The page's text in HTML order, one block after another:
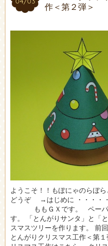
作＜第２弾＞
ようこそ！！もぽにゃのらぼ
どうぞ →はじめに ・・・・
ももＧＸです。 ペーパー
す。 「とんがりサンタ」と「
スマスツリーを作ります。 前
とんがりクリスマス工作＜第